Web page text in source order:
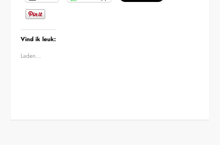
Vind ik leuk:
Laden...